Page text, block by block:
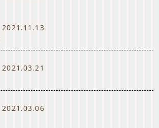
2021.11.13
2021.03.21
2021.03.06